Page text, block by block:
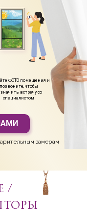
ФОТО помещения и
позвоните, чтобы
встречу со
специалистом
замерам
/